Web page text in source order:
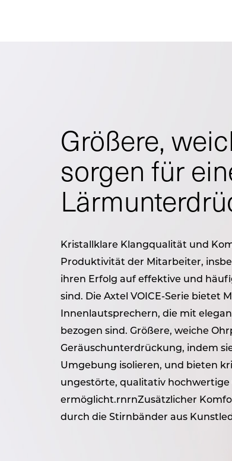
Größere,
sorgen für
Kristallklare Klangqualität und
Produktivität der Mitarbeiter,
ihren Erfolg auf effektive und
sind. Die Axtel VOICE-Serie bietet
Innenlautsprechern, die mit
bezogen sind. Größere, weiche
Geräuschunterdrückung, indem
Umgebung isolieren, und bieten
ungestörte, qualitativ hochwertige
ermöglicht.rnrnZusätzlicher
durch die Stirnbänder aus